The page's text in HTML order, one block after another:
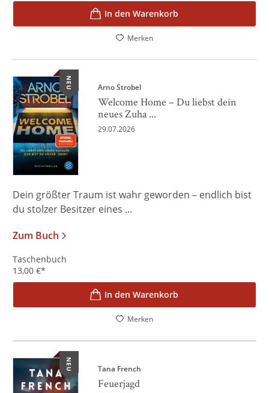
In den Warenkorb
Merken
NEU Arno Strobel
Welcome Home – Du liebst dein
neues Zuha ...
29.07.2026
Dein größter Traum ist wahr geworden – endlich bist
du stolzer Besitzer eines ...
Zum Buch
Taschenbuch
13,00 €*
In den Warenkorb
Merken
NEU Tana French
Feuerjagd